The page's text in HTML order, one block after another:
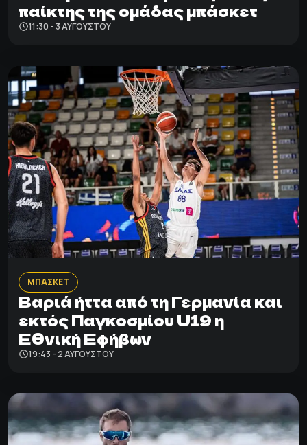
παίκτης της ομάδας μπάσκετ
11:30 - 3 ΑΥΓΟΎΣΤΟΥ
ΜΠΑΣΚΕΤ
Βαριά ήττα από τη Γερμανία και
εκτός Παγκοσμίου U19 η
Εθνική Εφήβων
19:43 - 2 ΑΥΓΟΎΣΤΟΥ